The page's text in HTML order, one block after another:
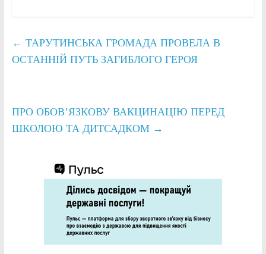
← ТАРУТИНСЬКА ГРОМАДА ПРОВЕЛА В
ОСТАННІЙ ПУТЬ ЗАГИБЛОГО ГЕРОЯ
ПРО ОБОВ’ЯЗКОВУ ВАКЦИНАЦІЮ ПЕРЕД
ШКОЛОЮ ТА ДИТСАДКОМ →